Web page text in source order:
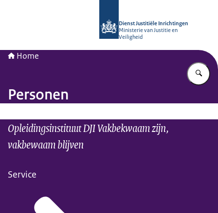
Dienst Justitiële Inrichtingen
Ministerie van Justitie en
Veiligheid
Home
Personen
Opleidingsinstituut DJI Vakbekwaam zijn,
vakbewaam blijven
Service